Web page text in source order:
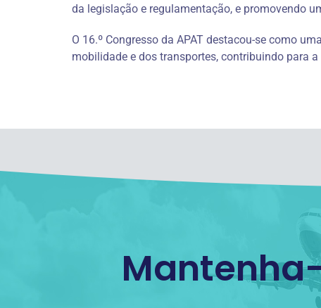
da legislação e regulamentação, e promovendo
O 16.º Congresso da APAT destacou-se como
mobilidade e dos transportes, contribuindo para